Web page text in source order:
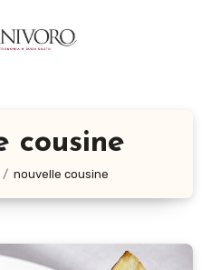
cousine
nouvelle cousine